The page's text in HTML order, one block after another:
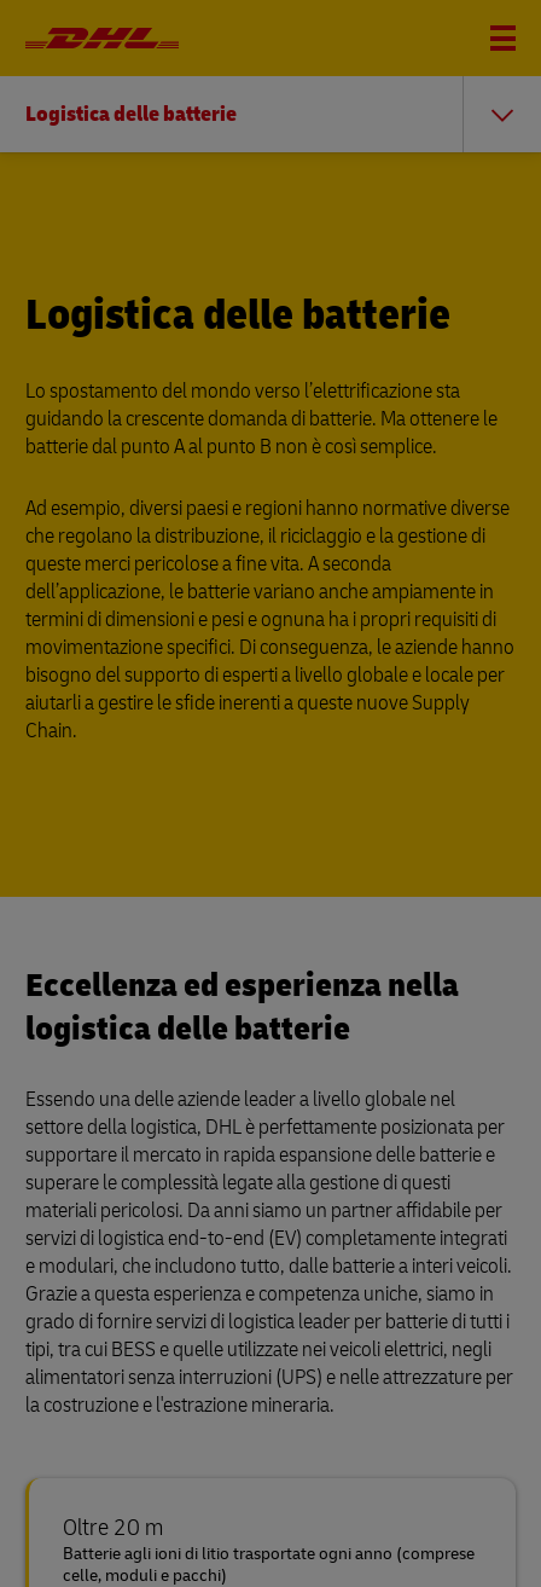
Logistica delle batterie
Logistica delle batterie
Lo spostamento del mondo verso l’elettrificazione sta
guidando la crescente domanda di batterie. Ma ottenere le
batterie dal punto A al punto B non è così semplice.
Ad esempio, diversi paesi e regioni hanno normative diverse
che regolano la distribuzione, il riciclaggio e la gestione di
queste merci pericolose a fine vita. A seconda
dell’applicazione, le batterie variano anche ampiamente in
termini di dimensioni e pesi e ognuna ha i propri requisiti di
movimentazione specifici. Di conseguenza, le aziende hanno
bisogno del supporto di esperti a livello globale e locale per
aiutarli a gestire le sfide inerenti a queste nuove Supply
Chain.
Eccellenza ed esperienza nella
logistica delle batterie
Essendo una delle aziende leader a livello globale nel
settore della logistica, DHL è perfettamente posizionata per
supportare il mercato in rapida espansione delle batterie e
superare le complessità legate alla gestione di questi
materiali pericolosi. Da anni siamo un partner affidabile per
servizi di logistica end-to-end (EV) completamente integrati
e modulari, che includono tutto, dalle batterie a interi veicoli.
Grazie a questa esperienza e competenza uniche, siamo in
grado di fornire servizi di logistica leader per batterie di tutti i
tipi, tra cui BESS e quelle utilizzate nei veicoli elettrici, negli
alimentatori senza interruzioni (UPS) e nelle attrezzature per
la costruzione e l'estrazione mineraria.
Oltre 20 m
Batterie agli ioni di litio trasportate ogni anno (comprese
celle, moduli e pacchi)